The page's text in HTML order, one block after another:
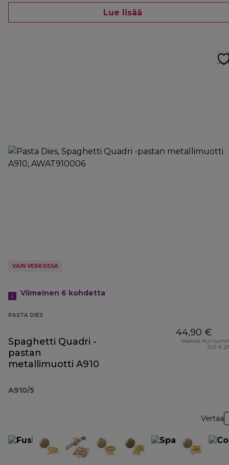
Lue lisää
VAIN VERKOSSA
Viimeinen 6 kohdetta
PASTA DIES
Spaghetti Quadri -
pastan
metallimuotti A910
A910/5
44,90 €
Sisältää ALV-
9,12 €
Vertaa